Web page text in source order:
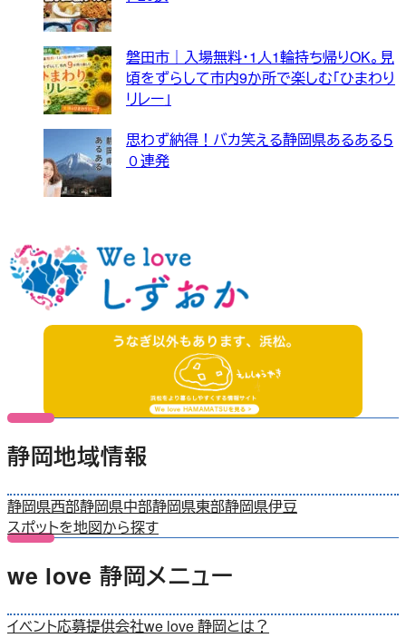
磐田市｜入場無料・1人1輪持ち帰りOK。見
頃をずらして市内9か所で楽しむ「ひまわり
リレー」
思わず納得！バカ笑える静岡県あるある５
０連発
静岡地域情報
静岡県西部静岡県中部静岡県東部静岡県伊豆
スポットを地図から探す
we love 静岡メニュー
イベント応募提供会社we love 静岡とは？